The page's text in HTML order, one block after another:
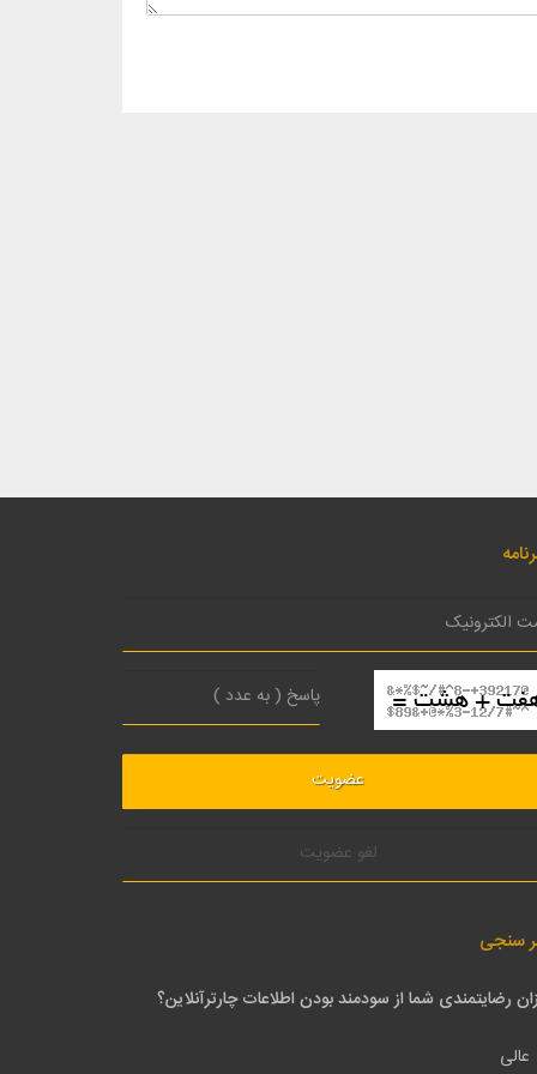
لغو عضویت
سنجی
رضایتمندی شما از سودمند بودن اطلاعات چارترآنلاین؟
عالی